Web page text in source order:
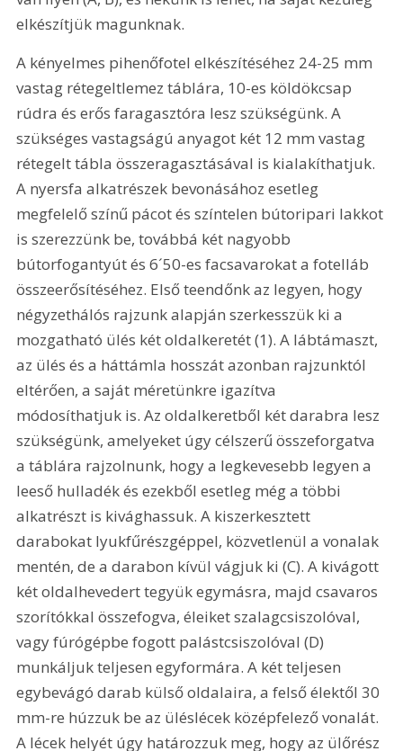
elkészítjük magunknak.
A kényelmes pihenőfotel elkészítéséhez 24-25 mm
vastag rétegeltlemez táblára, 10-es köldökcsap
rúdra és erős faragasztóra lesz szükségünk. A
szükséges vastagságú anyagot két 12 mm vastag
rétegelt tábla összeragasztásával is kialakíthatjuk.
A nyersfa alkatrészek bevonásához esetleg
megfelelő színű pácot és színtelen bútoripari lakkot
is szerezzünk be, továbbá két nagyobb
bútorfogantyút és 6´50-es facsavarokat a fotelláb
összeerősítéséhez. Első teendőnk az legyen, hogy
négyzethálós rajzunk alapján szerkesszük ki a
mozgatható ülés két oldalkeretét (1). A lábtámaszt,
az ülés és a háttámla hosszát azonban rajzunktól
eltérően, a saját méretünkre igazítva
módosíthatjuk is. Az oldalkeretből két darabra lesz
szükségünk, amelyeket úgy célszerű összeforgatva
a táblára rajzolnunk, hogy a legkevesebb legyen a
leeső hulladék és ezekből esetleg még a többi
alkatrészt is kivághassuk. A kiszerkesztett
darabokat lyukfűrészgéppel, közvetlenül a vonalak
mentén, de a darabon kívül vágjuk ki (C). A kivágott
két oldalhevedert tegyük egymásra, majd csavaros
szorítókkal összefogva, éleiket szalagcsiszolóval,
vagy fúrógépbe fogott palástcsiszolóval (D)
munkáljuk teljesen egyformára. A két teljesen
egybevágó darab külső oldalaira, a felső élektől 30
mm-re húzzuk be az üléslécek középfelező vonalát.
A lécek helyét úgy határozzuk meg, hogy az ülőrész